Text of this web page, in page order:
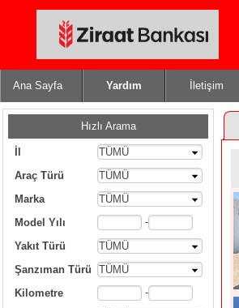
Ana Sayfa Yardım İletişim
Hızlı Arama
TÜMÜ
Araç Türü
TÜMÜ
Marka
TÜMÜ
Model Yılı
-
Yakıt Türü
TÜMÜ
Şanzıman Türü
TÜMÜ
Kilometre
-